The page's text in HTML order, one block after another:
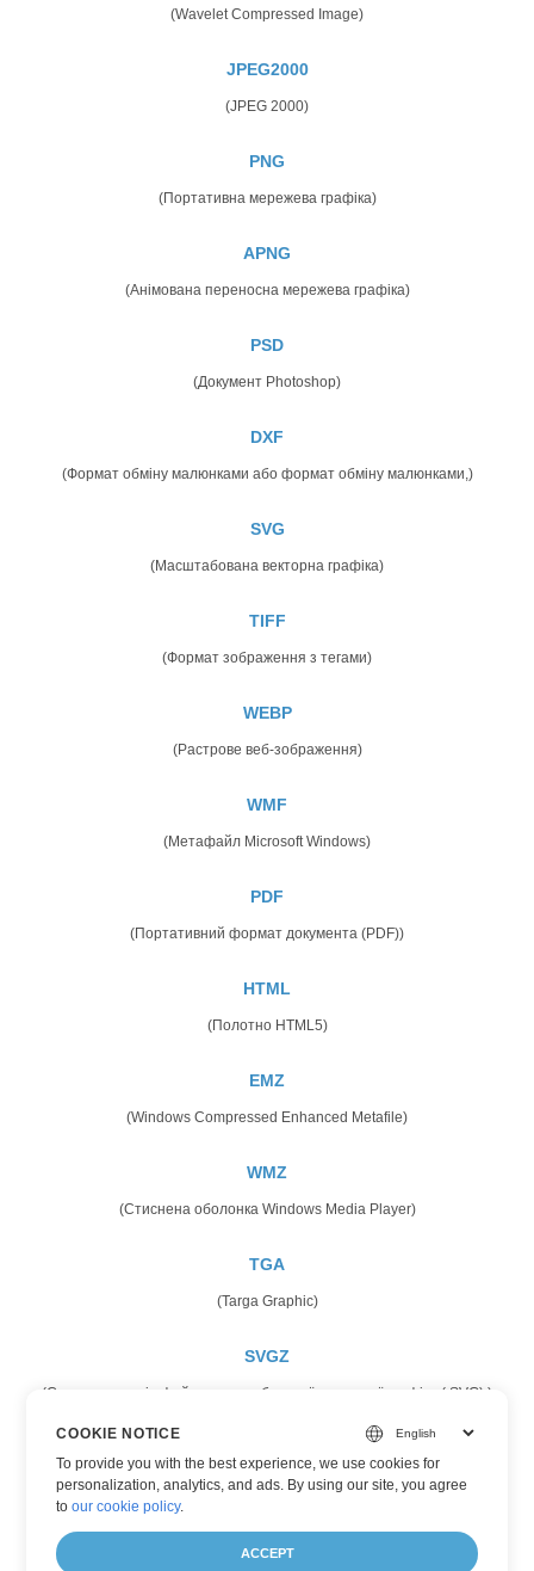
(Wavelet Compressed Image)
JPEG2000
(JPEG 2000)
PNG
(Портативна мережева графіка)
APNG
(Анімована переносна мережева графіка)
PSD
(Документ Photoshop)
DXF
(Формат обміну малюнками або формат обміну малюнками,)
SVG
(Масштабована векторна графіка)
TIFF
(Формат зображення з тегами)
WEBP
(Растрове веб-зображення)
WMF
(Метафайл Microsoft Windows)
PDF
(Портативний формат документа (PDF))
HTML
(Полотно HTML5)
EMZ
(Windows Compressed Enhanced Metafile)
WMZ
(Стиснена оболонка Windows Media Player)
TGA
(Targa Graphic)
SVGZ
(Стиснута версія файлу масштабованої векторної графіки (.SVG).)
(Полотно HTML5)
COOKIE NOTICE
To provide you with the best experience, we use cookies for
personalization, analytics, and ads. By using our site, you agree
toour cookie policy.
ACCEPT